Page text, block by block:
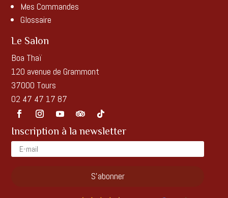
Mes Commandes
Glossaire
Le Salon
Boa Thaï
120 avenue de Grammont
37000 Tours
02 47 47 17 87
Inscription à la newsletter
S'abonner